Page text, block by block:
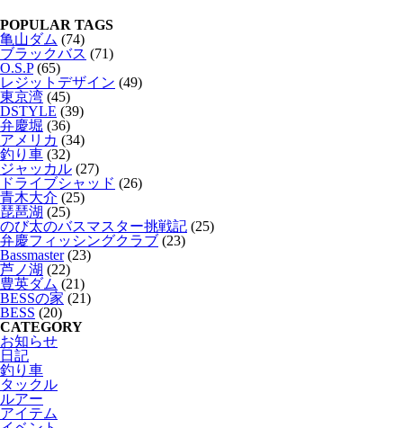
POPULAR TAGS
亀山ダム (74)
ブラックバス (71)
O.S.P(65)
レジットデザイン (49)
東京湾 (45)
DSTYLE (39)
弁慶堀 (36)
アメリカ (34)
釣り車 (32)
ジャッカル (27)
ドライブシャッド (26)
青木大介 (25)
琵琶湖 (25)
のび太のバスマスター挑戦記 (25)
弁慶フィッシングクラブ (23)
Bassmaster(23)
芦ノ湖 (22)
豊英ダム (21)
BESSの家 (21)
BESS (20)
CATEGORY
お知らせ
日記
釣り車
タックル
ルアー
アイテム